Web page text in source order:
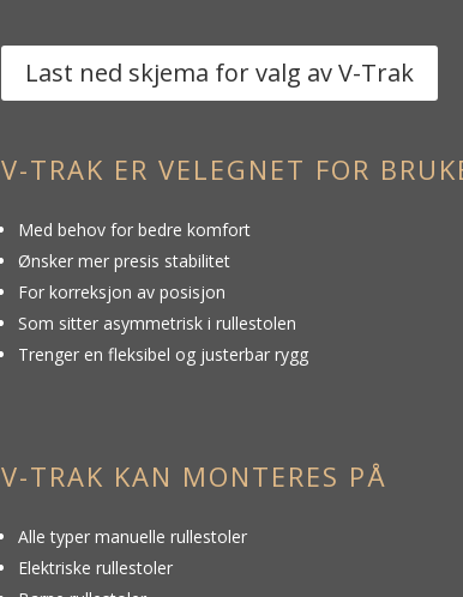
Last ned skjema for valg av V-Trak
V-TRAK ER VELEGNET FOR
Med behov for bedre komfort
Ønsker mer presis stabilitet
For korreksjon av posisjon
Som sitter asymmetrisk i rullestolen
Trenger en fleksibel og justerbar rygg
V-TRAK KAN MONTERES PÅ
Alle typer manuelle rullestoler
Elektriske rullestoler